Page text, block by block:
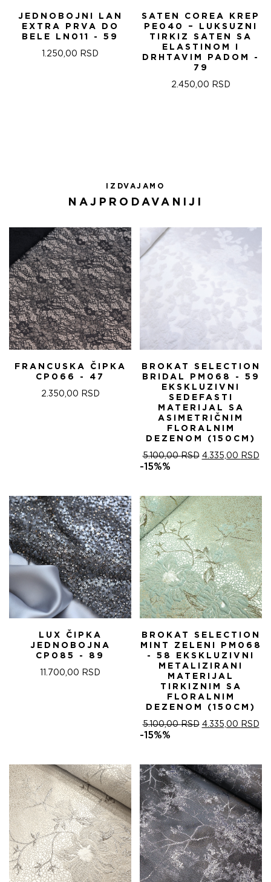
JEDNOBOJNI LAN
EXTRA PRVA DO
BELE LN011 - 59
1.250,00 RSD
SATEN COREA KREP
PE040 – LUKSUZNI
TIRKIZ SATEN SA
ELASTINOM I
DRHTAVIM PADOM -
79
2.450,00 RSD
IZDVAJAMO
NAJPRODAVANIJI
FRANCUSKA ČIPKA
CP066 - 47
2.350,00 RSD
BROKAT SELECTION
BRIDAL PM068 - 59
EKSKLUZIVNI
SEDEFASTI
MATERIJAL SA
ASIMETRIČNIM
FLORALNIM
DEZENOM (150CM)
5.100,00RSD ОРИГИНАЛНА
5.100,00 RSD.
4.335,00 RSD
-15%%
LUX ČIPKA
JEDNOBOJNA
CP085 - 89
11.700,00 RSD
BROKAT SELECTION
MINT ZELENI PM068
- 58 EKSKLUZIVNI
METALIZIRANI
MATERIJAL
TIRKIZNIM SA
FLORALNIM
DEZENOM (150CM)
5.100,00RSD ОРИГИНАЛНА
5.100,00 RSD.
4.335,00 RSD
-15%%